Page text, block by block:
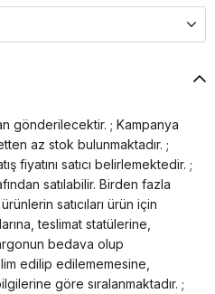
gönderilecektir. ; Kampanya
az stok bulunmaktadır. ;
fiyatını satıcı belirlemektedir. ;
satılabilir. Birden fazla
satıcıları ürün için
teslimat statülerine,
bedava olup
edilip edilememesine,
göre sıralanmaktadır. ;